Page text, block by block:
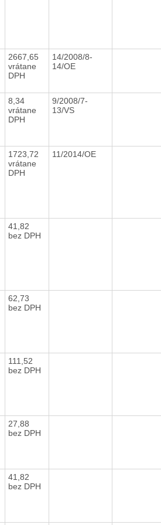
2667,65
vrátane
DPH
14/2008/8-
14/OE
8,34
vrátane
DPH
9/2008/7-
13/VS
1723,72
vrátane
DPH
11/2014/OE
41,82
bez DPH
62,73
bez DPH
111,52
bez DPH
27,88
bez DPH
41,82
bez DPH